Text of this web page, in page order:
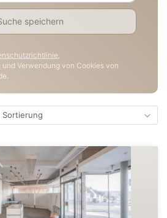
speichern
,
und Verwendung von Cookies von
Sortierung